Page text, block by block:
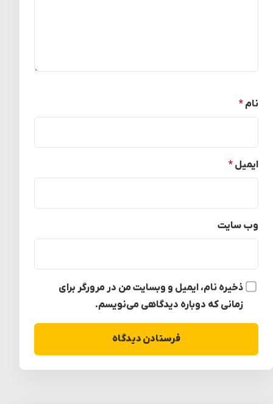
نام *
ایمیل *
وب‌ سایت
ذخیره نام، ایمیل و وبسایت من در مرورگر برای
زمانی که دوباره دیدگاهی می‌نویسم.